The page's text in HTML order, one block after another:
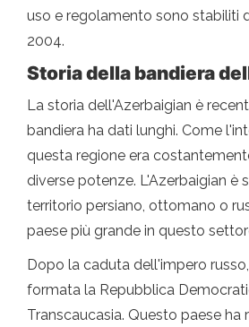
uso e regolamento sono stabiliti
2004.
Storia della bandiera
La storia dell'Azerbaigian è
bandiera ha dati lunghi. Come
questa regione era
diverse potenze. L'Azerbaigian è
territorio persiano, ottomano o
paese più grande in questo
Dopo la caduta dell'impero
formata la Repubblica
Transcaucasia. Questo paese ha